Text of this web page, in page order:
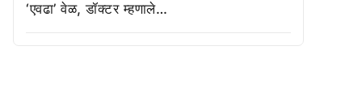
‘एवढा’ वेळ, डॉक्टर म्हणाले…